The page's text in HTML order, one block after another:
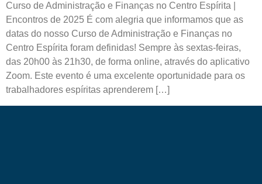
Curso de Administração e Finanças no Centro Espírita |
Encontros de 2025 É com alegria que informamos que as
datas do nosso Curso de Administração e Finanças no
Centro Espírita foram definidas! Sempre às sextas-feiras,
das 20h00 às 21h30, de forma online, através do aplicativo
Zoom. Este evento é uma excelente oportunidade para os
trabalhadores espíritas aprenderem […]